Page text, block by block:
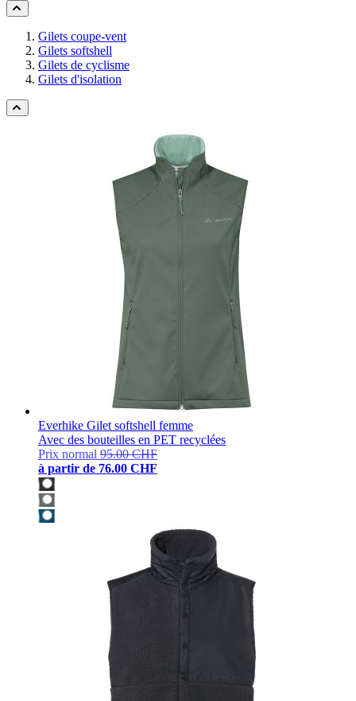
Gilets coupe-vent
Gilets softshell
Gilets de cyclisme
Gilets d'isolation
Everhike Gilet softshell femme
Avec des bouteilles en PET recyclées
Prix normal 95.00 CHF
à partir de 76.00 CHF